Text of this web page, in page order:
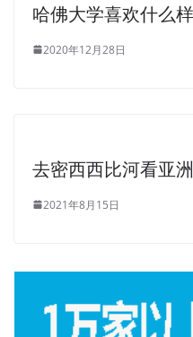
哈佛大学喜欢什么
2020年12月28日
去密西西比河看亚
2021年8月15日